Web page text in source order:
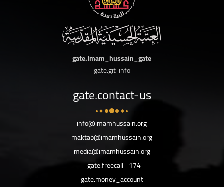
gate.Imam_hussain_gate
gate.git-info
gate.contact-us
info@imamhussain.org
maktab@imamhussain.org
media@imamhussain.org
gate.freecall 174
gate.money_account